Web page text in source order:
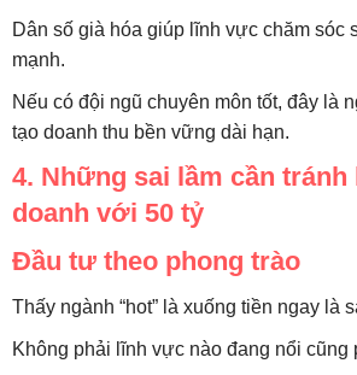
Dân số già hóa giúp lĩnh vực chăm sóc
mạnh.
Nếu có đội ngũ chuyên môn tốt, đây là
tạo doanh thu bền vững dài hạn.
4. Những sai lầm cần tránh
doanh với 50 tỷ
Đầu tư theo phong trào
Thấy ngành “hot” là xuống tiền ngay là
Không phải lĩnh vực nào đang nổi cũng